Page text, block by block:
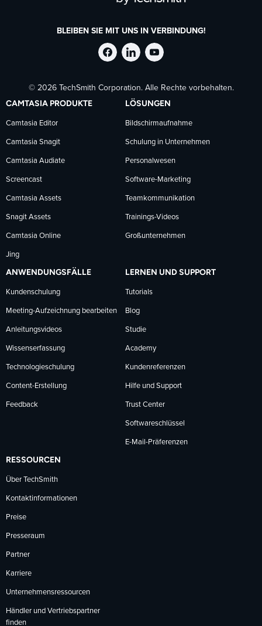
BLEIBEN SIE MIT UNS IN VERBINDUNG!
TechSmith
auf
Facebook
folgen
TechSmith
auf
LinkedIn
folgen
TechSmith
auf
YouTube
folgen
© 2026 TechSmith Corporation. Alle Rechte vorbehalten.
CAMTASIA PRODUKTE
Camtasia Editor
Camtasia Snagit
Camtasia Audiate
Screencast
Camtasia Assets
Snagit Assets
Camtasia Online
Jing
LÖSUNGEN
Bildschirmaufnahme
Schulung in Unternehmen
Personalwesen
Software-Marketing
Teamkommunikation
Trainings-Videos
Großunternehmen
ANWENDUNGSFÄLLE
Kundenschulung
Meeting-Aufzeichnung bearbeiten
Anleitungsvideos
Wissenserfassung
Technologieschulung
Content-Erstellung
Feedback
LERNEN UND SUPPORT
Tutorials
Blog
Studie
Academy
Kundenreferenzen
Hilfe und Support
Trust Center
Softwareschlüssel
E-Mail-Präferenzen
RESSOURCEN
Über TechSmith
Kontaktinformationen
Preise
Presseraum
Partner
Karriere
Unternehmensressourcen
Händler und Vertriebspartner
finden